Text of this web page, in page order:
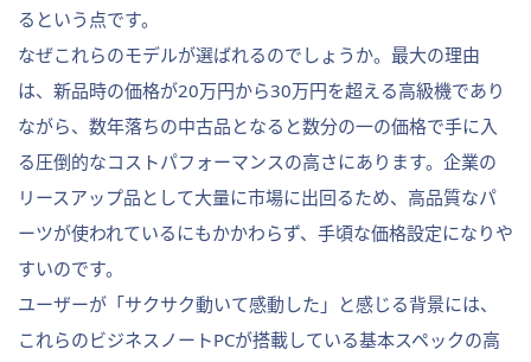
るという点です。
なぜこれらのモデルが選ばれるのでしょうか。最大の理由
は、新品時の価格が20万円から30万円を超える高級機であり
ながら、数年落ちの中古品となると数分の一の価格で手に入
る圧倒的なコストパフォーマンスの高さにあります。企業の
リースアップ品として大量に市場に出回るため、高品質なパ
ーツが使われているにもかかわらず、手頃な価格設定になりや
すいのです。
ユーザーが「サクサク動いて感動した」と感じる背景には、
これらのビジネスノートPCが搭載している基本スペックの高